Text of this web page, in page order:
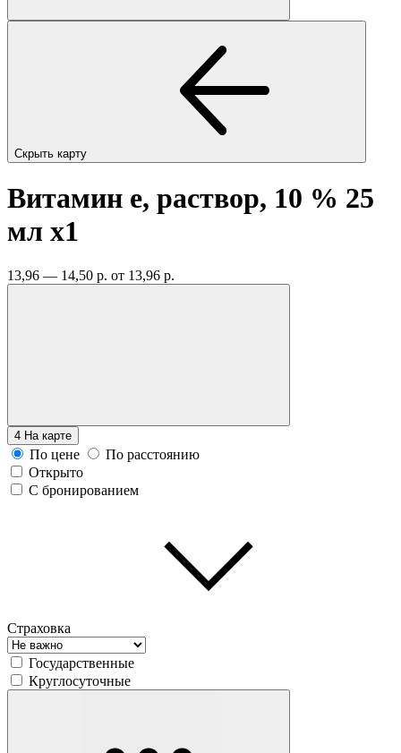
Скрыть карту
Витамин е, раствор, 10 % 25
мл x1
13,96 — 14,50 р. от 13,96 р.
4 На карте
По цене
По расстоянию
Открыто
С бронированием
Страховка
Государственные
Круглосуточные